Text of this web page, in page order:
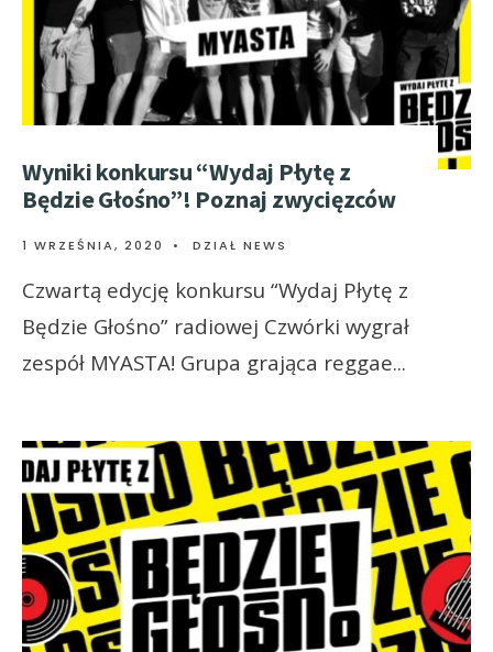
Wyniki konkursu “Wydaj Płytę z
Będzie Głośno”! Poznaj zwycięzców
1 WRZEŚNIA, 2020 • DZIAŁ NEWS
Czwartą edycję konkursu “Wydaj Płytę z
Będzie Głośno” radiowej Czwórki wygrał
zespół MYASTA! Grupa grająca reggae...